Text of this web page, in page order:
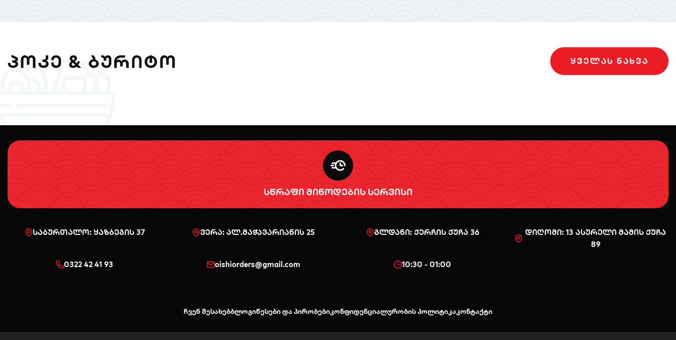
ᲞᲝᲙᲔ & ᲑᲣᲠᲘᲢᲝ ᲧᲕᲔᲚᲐᲡ ᲜᲐᲮᲕᲐ
სწრაფი მიწოდების სერვისი
საბურთალო: ყაზბეგის 37 ვერა: ალ.მაჭავარიანის 25 გლდანი: ქერჩის ქუჩა 36
დიღომი: 13 ასურელი მამის ქუჩა
89
0322 42 41 93 oishiorders@gmail.com 10:30 - 01:00
ჩვენ შესახებბლოგიწესები და პირობებიკონფიდენციალურობის პოლიტიკაკონტაქტი